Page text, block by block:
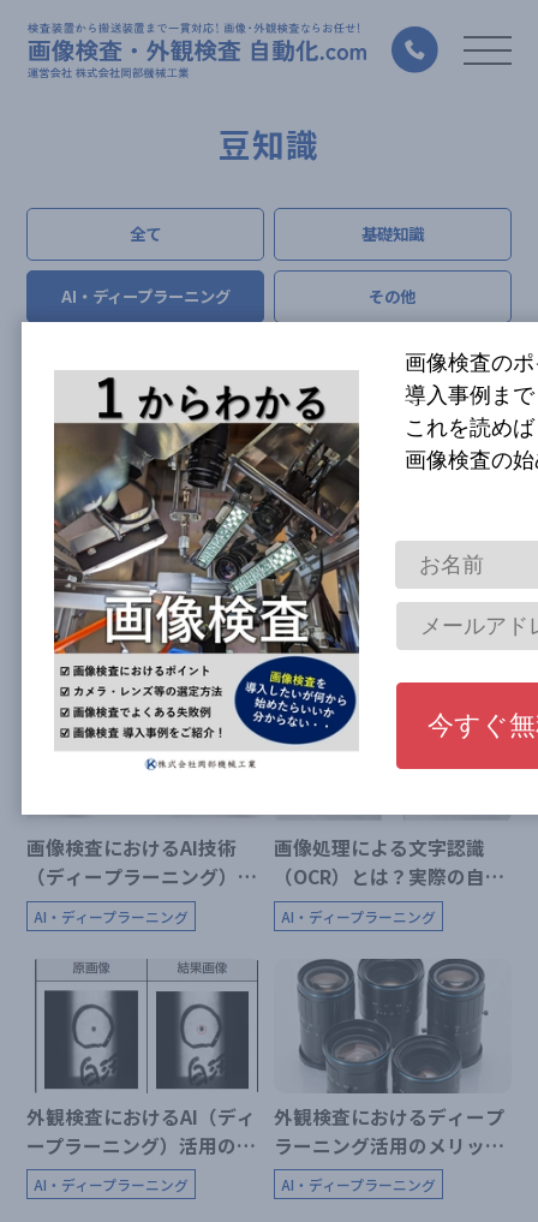
豆知識
全て 基礎知識
AI・ディープラーニング その他
画像処理とAI検査の違いと
は？
AI・ディープラーニング
AIによる外観検査自動化の
効果【実際の導入事例もご
紹介！】
AI・ディープラーニング
画像検査におけるAI技術
（ディープラーニング）活
用の注意点
AI・ディープラーニング
画像処理による文字認識
（OCR）とは？実際の自動
化事例をご紹介！
AI・ディープラーニング
外観検査におけるAI（ディ
ープラーニング）活用の現
状AI・ディープラーニング
外観検査におけるディープ
ラーニング活用のメリッ
ト！実際の事例をご紹介！
AI・ディープラーニング
画像検査の
導入事例ま
これを読めば
画像検査の